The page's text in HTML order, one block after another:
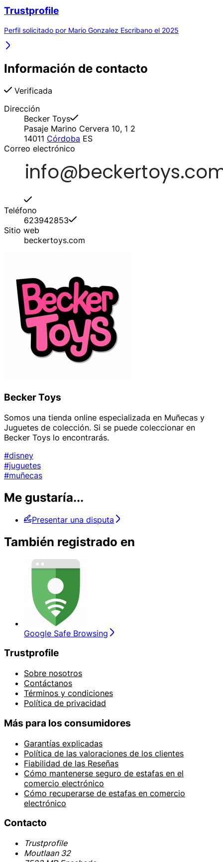
Trustprofile
Perfil solicitado por Mario Gonzalez Escribano el 2025
Información de contacto
Verificada
Dirección
Becker Toys
Pasaje Marino Cervera 10, 1 2
14011 Córdoba ES
Correo electrónico
Teléfono
623942853
Sitio web
beckertoys.com
Becker Toys
Somos una tienda online especializada en Muñecas y
Juguetes de colección. Si se puede coleccionar en
Becker Toys lo encontrarás.
#disney
#juguetes
#muñecas
Me gustaría...
Presentar una disputa
También registrado en
Google Safe Browsing
Trustprofile
Sobre nosotros
Contáctanos
Términos y condiciones
Política de privacidad
Más para los consumidores
Garantías explicadas
Política de las valoraciones de los clientes
Fiabilidad de las Reseñas
Cómo mantenerse seguro de estafas en el
comercio electrónico
Cómo recuperarse de estafas en comercio
electrónico
Contacto
Trustprofile
Moutlaan 32